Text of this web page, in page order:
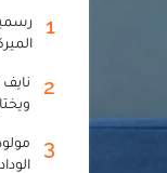
1
2
3